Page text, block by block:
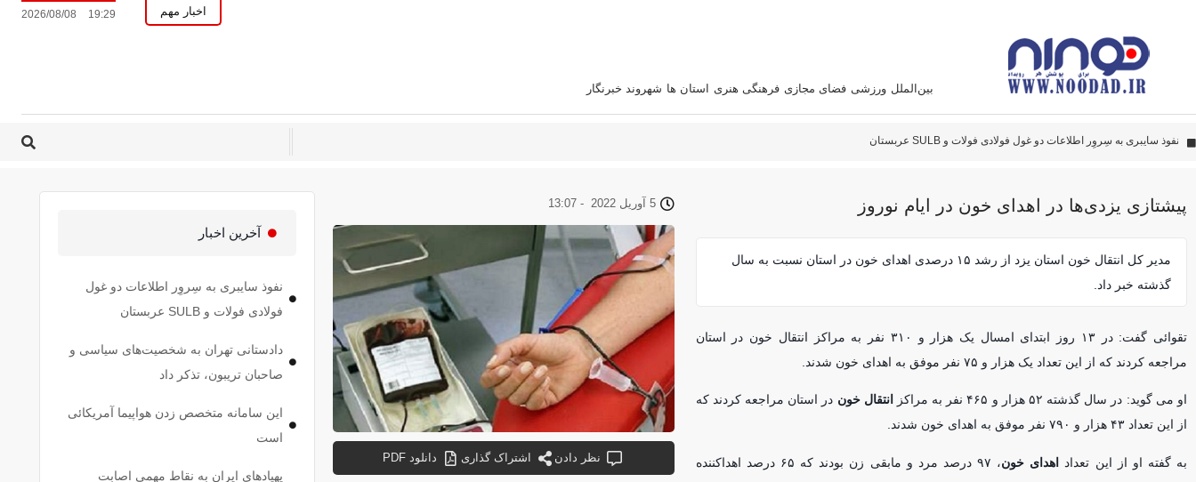
اخبار مهم 19:29
2026/08/08
بین‌الملل ورزشی فضای مجازی فرهنگی هنری استان‌ ها شهروند خبرنگار
دادستانی
این سامانه متخصص زدن هواپیما آمریکائی است
پهپاد‌های ایران به نقاط مهمی اصابت کرده‌اند
پیشتازی یزدی‌ها در اهدای خون در ایام نوروز
مدیر کل انتقال خون استان یزد از رشد ۱۵ درصدی اهدای خون در استان نسبت به سال
گذشته خبر داد.
تقوائی گفت: در ۱۳ روز ابتدای امسال یک هزار و ۳۱۰ نفر به مراکز انتقال خون در استان
مراجعه کردند که از این تعداد یک هزار و ۷۵ نفر موفق به اهدای خون شدند.
او می گوید: در سال گذشته ۵۲ هزار و ۴۶۵ نفر به مراکز انتقال خون در استان مراجعه کردند که
از این تعداد ۴۳ هزار و ۷۹۰ نفر موفق به اهدای خون شدند.
به گفته او از این تعداد اهدای خون
، ۹۷ درصد مرد و مابقی زن بودند که ۶۵ درصد اهداکننده
5 آوریل 2022 -
13:07
نظر دادن اشتراک گذاری دانلود PDF
آخرین اخبار
نفوذ سایبری به سِروِر اطلاعات دو غول
فولادی فولات و SULB عربستان
دادستانی تهران به شخصیت‌های سیاسی و
صاحبان تریبون، تذکر داد
این سامانه متخصص زدن هواپیما آمریکائی
است
پهپاد‌های ایران به نقاط مهمی اصابت